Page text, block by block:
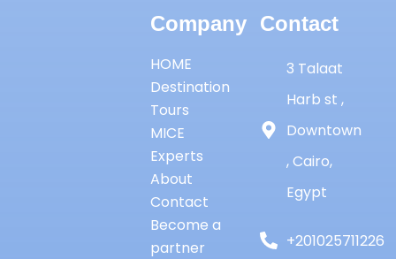
Company
HOME
Destination
Tours
MICE
Experts
About
Contact
Become a
partner
Contact
3 Talaat
Harb st ,
Downtown
, Cairo,
Egypt
+201025711226